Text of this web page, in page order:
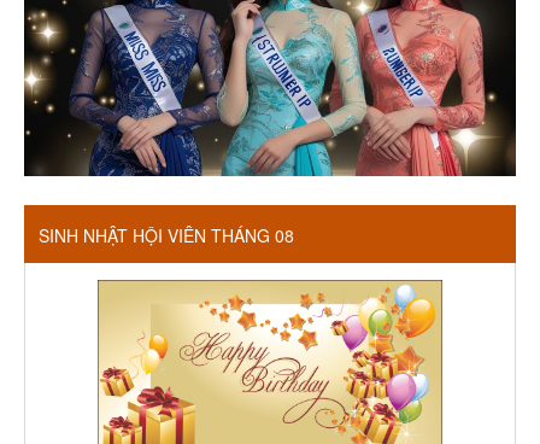
SINH NHẬT HỘI VIÊN THÁNG 08